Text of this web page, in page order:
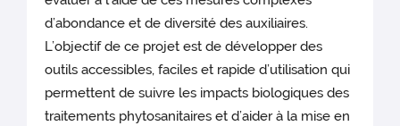
d’abondance et de diversité des auxiliaires.
L’objectif de ce projet est de développer des
outils accessibles, faciles et rapide d’utilisation qui
permettent de suivre les impacts biologiques des
traitements phytosanitaires et d’aider à la mise en